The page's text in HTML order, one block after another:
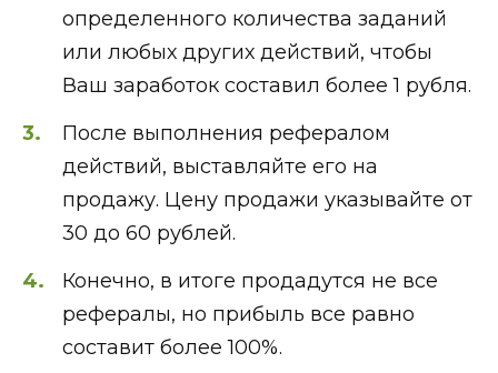
определенного количества заданий
или любых других действий, чтобы
Ваш заработок составил более 1 рубля.
После выполнения рефералом
действий, выставляйте его на
продажу. Цену продажи указывайте от
30 до 60 рублей.
Конечно, в итоге продадутся не все
рефералы, но прибыль все равно
составит более 100%.